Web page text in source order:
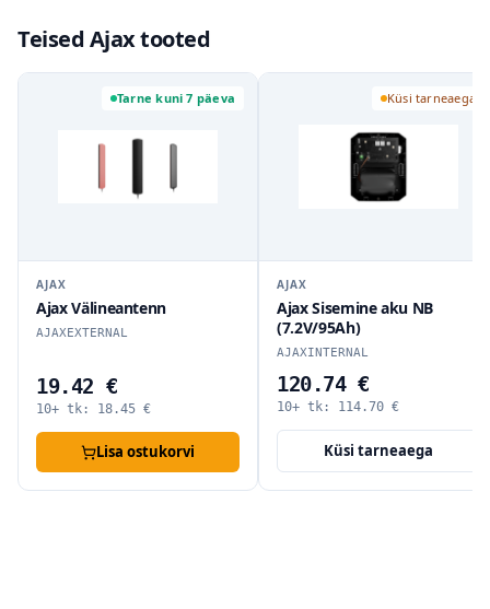
Teised Ajax tooted
Tarne kuni 7 päeva
AJAX
Ajax Välineantenn
AJAXEXTERNAL
19.42 €
10+ tk: 18.45 €
Lisa ostukorvi
Küsi tarneaega
AJAX
Ajax Sisemine aku NB
(7.2V/95Ah)
AJAXINTERNAL
120.74 €
10+ tk: 114.70 €
Küsi tarneaega